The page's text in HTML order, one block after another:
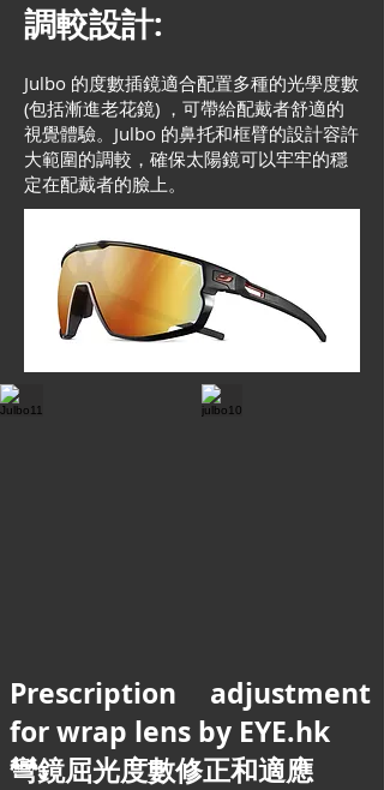
調較設計:
Julbo 的度數插鏡適合配置多種的光學度數
(包括漸進老花鏡) ，可帶給配戴者舒適的
視覺體驗。Julbo 的鼻托和框臂的設計容許
大範圍的調較，確保太陽鏡可以牢牢的穩
定在配戴者的臉上。
Prescription adjustment
for wrap lens by EYE.hk
彎鏡屈光度數修正和適應